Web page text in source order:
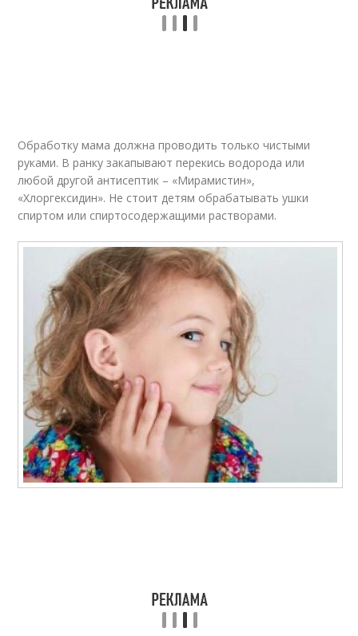
Обработку мама должна проводить только чистыми
руками. В ранку закапывают перекись водорода или
любой другой антисептик – «Мирамистин»,
«Хлоргексидин». Не стоит детям обрабатывать ушки
спиртом или спиртосодержащими растворами.